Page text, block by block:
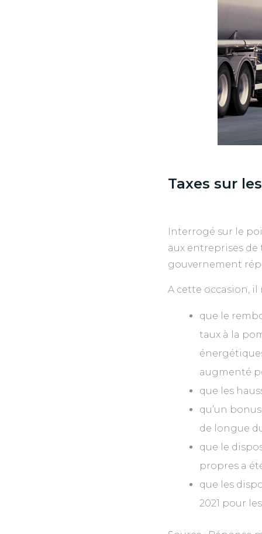
Taxes sur
Interrogé sur le
aux entreprises
gouvernement
A cette occasion, il
que le
taux à la
augmenté
que les
qu’un
de longue
que le
propres a
que les
2021 pour